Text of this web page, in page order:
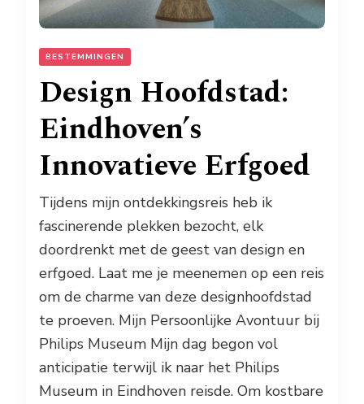
BESTEMMINGEN
Design Hoofdstad:
Eindhoven’s
Innovatieve Erfgoed
Tijdens mijn ontdekkingsreis heb ik
fascinerende plekken bezocht, elk
doordrenkt met de geest van design en
erfgoed. Laat me je meenemen op een reis
om de charme van deze designhoofdstad
te proeven. Mijn Persoonlijke Avontuur bij
Philips Museum Mijn dag begon vol
anticipatie terwijl ik naar het Philips
Museum in Eindhoven reisde. Om kostbare